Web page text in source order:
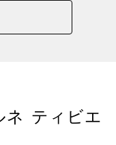
ネ ティビエ